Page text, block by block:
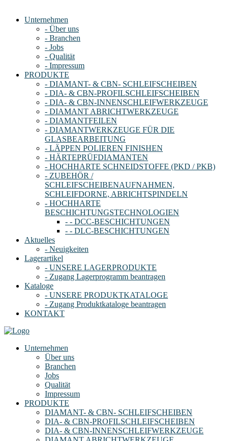
Unternehmen
- Über uns
- Branchen
- Jobs
- Qualität
- Impressum
PRODUKTE
- DIAMANT- & CBN- SCHLEIFSCHEIBEN
- DIA- & CBN-PROFILSCHLEIFSCHEIBEN
- DIA- & CBN-INNENSCHLEIFWERKZEUGE
- DIAMANT ABRICHTWERKZEUGE
- DIAMANTFEILEN
- DIAMANTWERKZEUGE FÜR DIE
GLASBEARBEITUNG
- LÄPPEN POLIEREN FINISHEN
- HÄRTEPRÜFDIAMANTEN
- HOCHHARTE SCHNEIDSTOFFE (PKD / PKB)
- ZUBEHÖR /
SCHLEIFSCHEIBENAUFNAHMEN,
SCHLEIFDORNE, ABRICHTSPINDELN
- HOCHHARTE
BESCHICHTUNGSTECHNOLOGIEN
- - DCC-BESCHICHTUNGEN
- - DLC-BESCHICHTUNGEN
Aktuelles
- Neuigkeiten
Lagerartikel
- UNSERE LAGERPRODUKTE
- Zugang Lagerprogramm beantragen
Kataloge
- UNSERE PRODUKTKATALOGE
- Zugang Produktkataloge beantragen
KONTAKT
Unternehmen
Über uns
Branchen
Jobs
Qualität
Impressum
PRODUKTE
DIAMANT- & CBN- SCHLEIFSCHEIBEN
DIA- & CBN-PROFILSCHLEIFSCHEIBEN
DIA- & CBN-INNENSCHLEIFWERKZEUGE